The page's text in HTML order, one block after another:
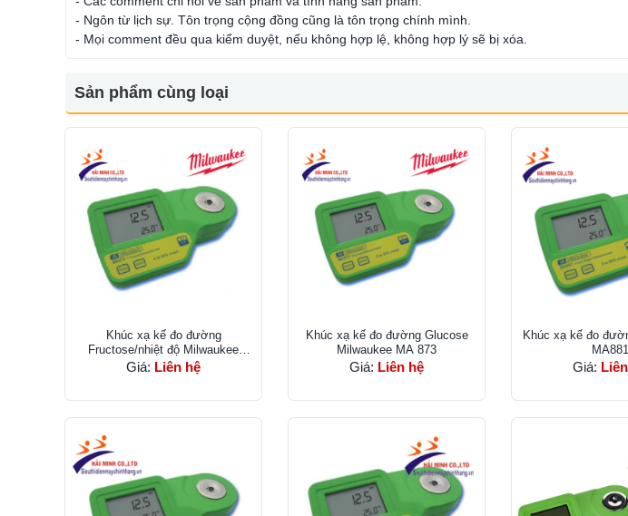
- Ngôn từ lịch sự. Tôn trọng cộng đồng cũng là tôn trọng chính mình.
- Mọi comment đều qua kiểm duyệt, nếu không hợp lệ, không hợp lý sẽ bị xóa.
Sản phẩm cùng loại
Khúc xạ kế đo đường
Fructose/nhiệt độ Milwaukee
MA872
Giá: Liên hệ
Khúc xạ kế đo đường Glucose
Milwaukee MA 873
Giá: Liên hệ
Khúc xạ kế đo
MA881
Giá: